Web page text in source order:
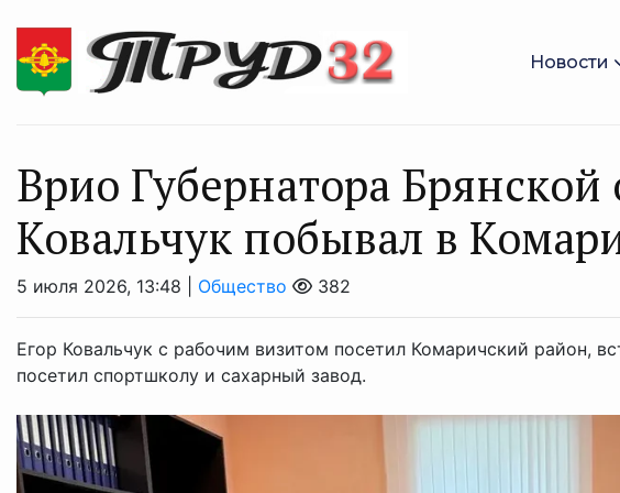
Новости
Врио Губернатора Брянской
Ковальчук побывал в
5 июля 2026, 13:48 | Общество 382
Егор Ковальчук с рабочим визитом посетил Комаричский район,
посетил спортшколу и сахарный завод.